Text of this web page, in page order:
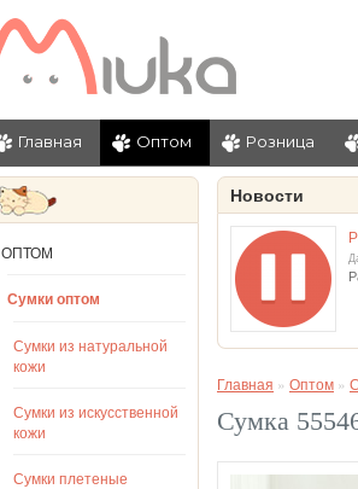
Главная Оптом Розница
ОПТОМ
Сумки оптом
Сумки из натуральной
кожи
Сумки из искусственной
кожи
Сумки плетеные
Новости
Главная » Оптом »
Сумка